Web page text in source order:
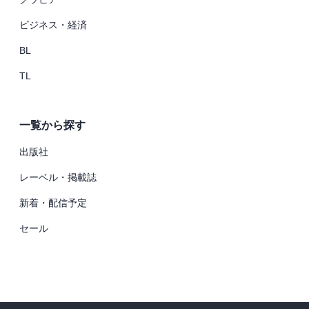
ビジネス・経済
BL
TL
一覧から探す
出版社
レーベル・掲載誌
新着・配信予定
セール